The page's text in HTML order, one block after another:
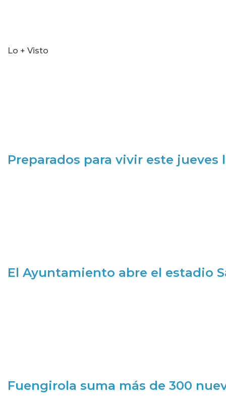
Lo + Visto
Preparados para vivir este jueves
El Ayuntamiento abre el estadio
Fuengirola suma más de 300